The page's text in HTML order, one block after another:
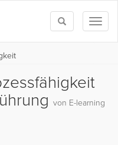
Toggle
search
von E-learning